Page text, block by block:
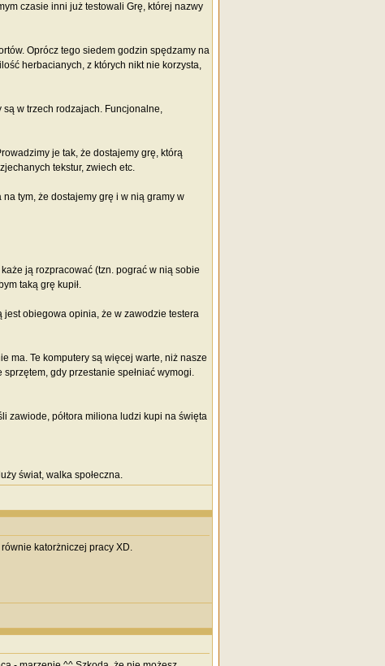
czasie inni już testowali Grę, której nazwy
Oprócz tego siedem godzin spędzamy na
herbacianych, z których nikt nie korzysta,
są w trzech rodzajach. Funcjonalne,
je tak, że dostajemy grę, którą
tekstur, zwiech etc.
tym, że dostajemy grę i w nią gramy w
ją rozpracować (tzn. pograć w nią sobie
taką grę kupił.
obiegowa opinia, że w zawodzie testera
ma. Te komputery są więcej warte, niż nasze
gdy przestanie spełniać wymogi.
zawiode, półtora miliona ludzi kupi na święta
świat, walka społeczna.
katorżniczej pracy XD.